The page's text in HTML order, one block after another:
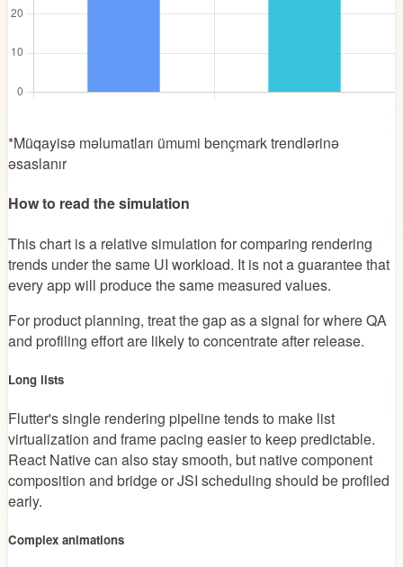
*Müqayisə məlumatları ümumi bençmark trendlərinə
əsaslanır
How to read the simulation
This chart is a relative simulation for comparing rendering
trends under the same UI workload. It is not a guarantee that
every app will produce the same measured values.
For product planning, treat the gap as a signal for where QA
and profiling effort are likely to concentrate after release.
Long lists
Flutter's single rendering pipeline tends to make list
virtualization and frame pacing easier to keep predictable.
React Native can also stay smooth, but native component
composition and bridge or JSI scheduling should be profiled
early.
Complex animations